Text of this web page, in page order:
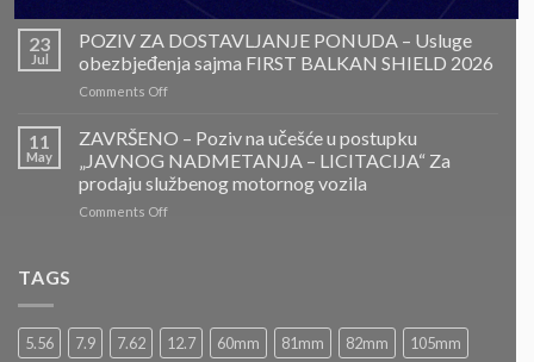
ZAVRŠENO-
POZIV
ZA
DOSTAVLJANJE
PONUDA
Projektovanje,
izrada
montaža
Nacionalnog
23
Jul
POZIV ZA DOSTAVLJANJE PONUDA – Usluge
obezbjeđenja sajma FIRST BALKAN SHIELD 2026
Comments Offon
ZA
DOSTAVLJANJE
PONUDA
–
Usluge
2026
11
May
ZAVRŠENO – Poziv na učešće u postupku
„JAVNOG NADMETANJA – LICITACIJA“ Za
prodaju službenog motornog vozila
Comments Offon
u
postupku
TAGS
5.56 7.9 7.62 12.7 60mm 81mm 82mm
105mm